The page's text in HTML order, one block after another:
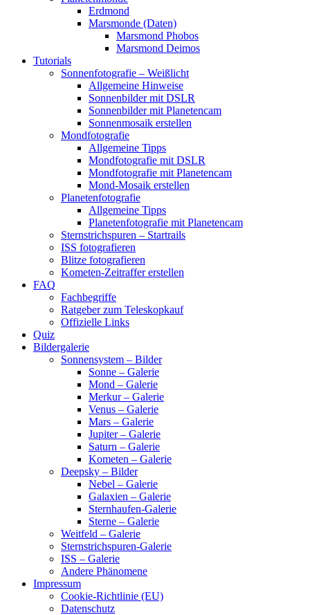
Erdmond
Marsmonde (Daten)
Marsmond Phobos
Marsmond Deimos
Tutorials
Sonnenfotografie – Weißlicht
Allgemeine Hinweise
Sonnenbilder mit DSLR
Sonnenbilder mit Planetencam
Sonnenmosaik erstellen
Mondfotografie
Allgemeine Tipps
Mondfotografie mit DSLR
Mondfotografie mit Planetencam
Mond-Mosaik erstellen
Planetenfotografie
Allgemeine Tipps
Planetenfotografie mit Planetencam
Sternstrichspuren – Startrails
ISS fotografieren
Blitze fotografieren
Kometen-Zeitraffer erstellen
FAQ
Fachbegriffe
Ratgeber zum Teleskopkauf
Offizielle Links
Quiz
Bildergalerie
Sonnensystem – Bilder
Sonne – Galerie
Mond – Galerie
Merkur – Galerie
Venus – Galerie
Mars – Galerie
Jupiter – Galerie
Saturn – Galerie
Kometen – Galerie
Deepsky – Bilder
Nebel – Galerie
Galaxien – Galerie
Sternhaufen-Galerie
Sterne – Galerie
Weitfeld – Galerie
Sternstrichspuren-Galerie
ISS – Galerie
Andere Phänomene
Impressum
Cookie-Richtlinie (EU)
Datenschutz